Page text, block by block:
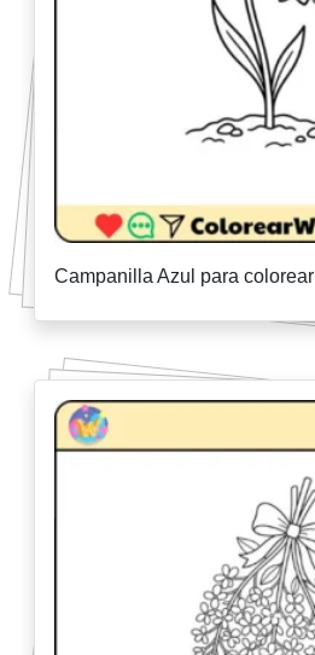
Campanilla Azul para colorear